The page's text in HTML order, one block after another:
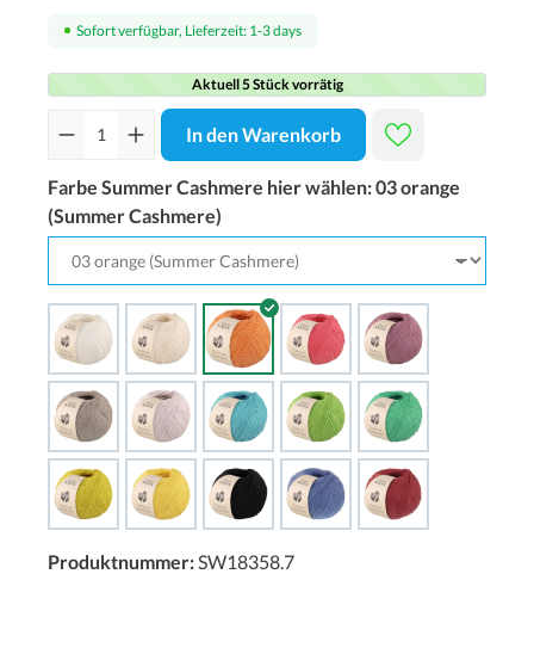
Sofort verfügbar, Lieferzeit: 1-3 days
Aktuell 5 Stück vorrätig
In den Warenkorb
Farbe Summer Cashmere hier wählen:03 orange
(Summer Cashmere)
Produktnummer: SW18358.7